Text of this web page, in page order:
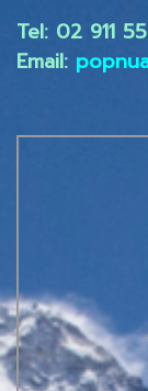
Tel: 02 ​911
Email: